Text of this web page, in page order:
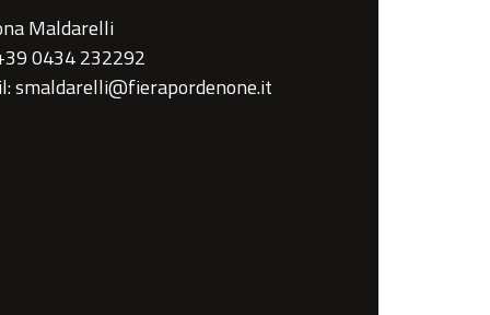
Maldarelli
0434 232292
smaldarelli@fierapordenone.it